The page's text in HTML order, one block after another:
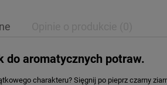
do aromatycznych potraw.
charakteru? Sięgnij po pieprz czarny